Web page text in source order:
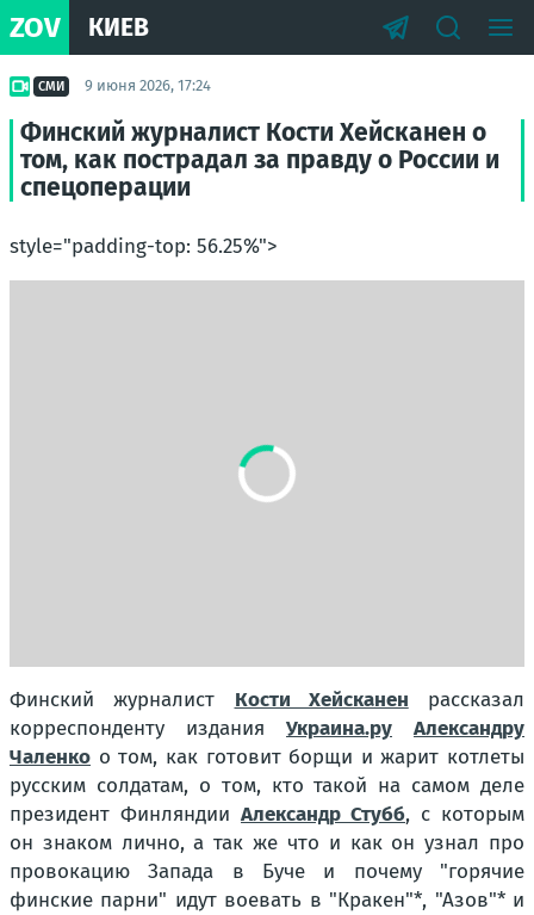
ZOV КИЕВ
СМИ 9 июня 2026, 17:24
Финский журналист Кости Хейсканен о
том, как пострадал за правду о России и
спецоперации
style="padding-top: 56.25%">
Финский журналист Кости Хейсканен рассказал
корреспонденту издания Украина.ру
Александру
Чаленко о том, как готовит борщи и жарит котлеты
русским солдатам, о том, кто такой на самом деле
президент Финляндии Александр Стубб, с которым
он знаком лично, а так же что и как он узнал про
провокацию Запада в Буче и почему "горячие
финские парни" идут воевать в "Кракен"*, "Азов"* и